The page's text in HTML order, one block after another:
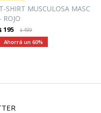
T-SHIRT MUSCULOSA MASC
- ROJO
195 $499
60